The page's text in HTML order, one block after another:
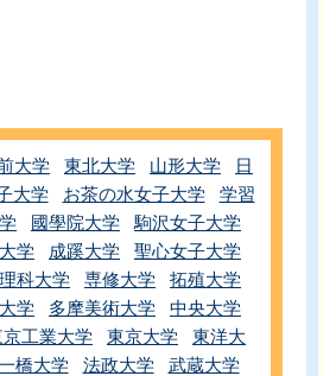
大学 東北大学 山形大学
日
大学 お茶の水女子大学
学習
國學院大学
駒沢女子大学
学 成蹊大学
聖心女子大学
科大学 専修大学
拓殖大学
学 多摩美術大学
中央大学
京工業大学 東京大学
東洋大
橋大学 法政大学
武蔵大学